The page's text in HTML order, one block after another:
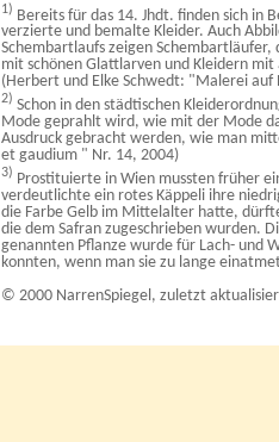
1) Bereits für das 14. Jhdt. finden sich in
verzierte und bemalte Kleider. Auch
Schembartlaufs zeigen
mit schönen Glattlarven und Kleidern
(Herbert und Elke Schwedt: "Malerei
2) Schon in den städtischen
Mode geprahlt wird, wie mit der Mode
Ausdruck gebracht werden, wie man
et gaudium " Nr. 14, 2004)
3) Prostituierte in Wien mussten früher
verdeutlichte ein rotes Käppeli ihre
die Farbe Gelb im Mittelalter hatte,
die dem Safran zugeschrieben wurden.
genannten Pflanze wurde für Lach- und
konnten, wenn man sie zu lange
© 2000 NarrenSpiegel, zuletzt